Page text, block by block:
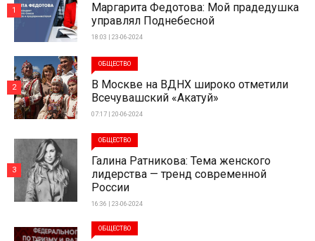
Маргарита Федотова: Мой прадедушка
управлял Поднебесной
18:03 | 23-06-2024
1
ОБЩЕСТВО
В Москве на ВДНХ широко отметили
Всечувашский «Акатуй»
07:17 | 20-06-2024
2
ОБЩЕСТВО
Галина Ратникова: Тема женского
лидерства — тренд современной
России
16:36 | 23-06-2024
3
ОБЩЕСТВО